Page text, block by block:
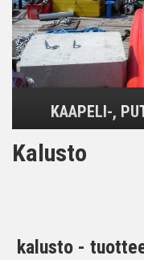
KAAPELI-,
Kalusto
kalusto -